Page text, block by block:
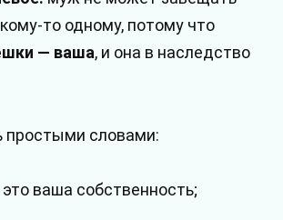
то одному, потому что
— ваша, и она в наследство
простыми словами:
ваша собственность;